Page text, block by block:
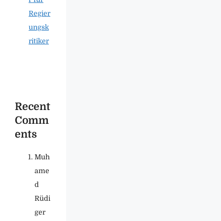
Regier
ungsk
ritiker
Recent
Comm
ents
Muh
ame
d
Rüdi
ger